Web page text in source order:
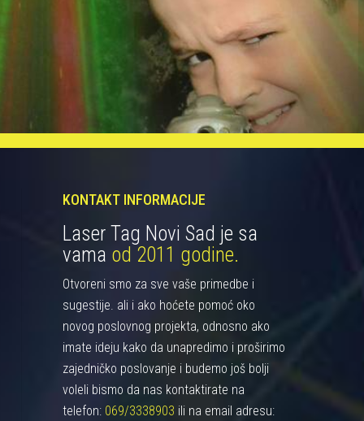
KONTAKT INFORMACIJE
Laser Tag Novi Sad je sa
vama od 2011 godine.
Otvoreni smo za sve vaše primedbe i
sugestije. ali i ako hoćete pomoć oko
novog poslovnog projekta, odnosno ako
imate ideju kako da unapredimo i proširimo
zajedničko poslovanje i budemo još bolji
voleli bismo da nas kontaktirate na
telefon: 069/3338903 ili na email adresu: